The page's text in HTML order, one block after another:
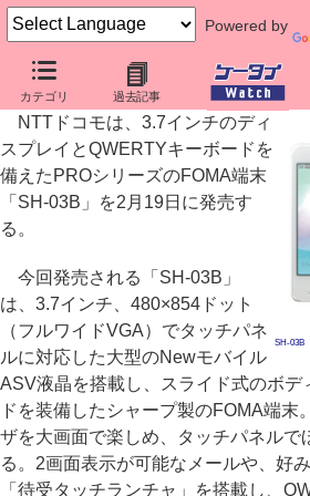
Powered by
カテゴリ 過去記事
ドコモ、QWERTYキー搭載「SH-03B」を2
SH-03B
NTTドコモは、3.7インチのディ
スプレイとQWERTYキーボードを
備えたPROシリーズのFOMA端末
「SH-03B」を2月19日に発売す
る。
今回発売される「SH-03B」
は、3.7インチ、480×854ドット
（フルワイドVGA）でタッチパネ
ルに対応した大型のNewモバイル
ASV液晶を搭載し、スライド式のボデ
ドを装備したシャープ製のFOMA端末
ザを大画面で楽しめ、タッチパネルで
る。2画面表示が可能なメールや、好
「待受タッチランチャ」を搭載し、